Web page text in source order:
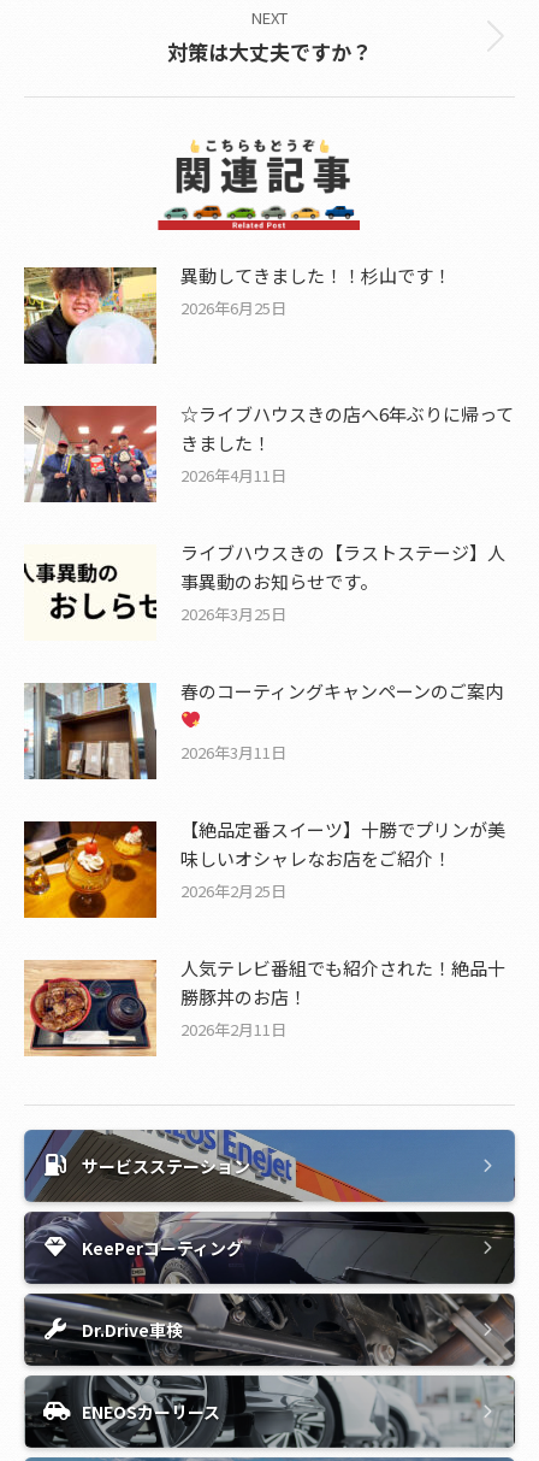
NEXT
Next
対策は大丈夫ですか？
異動してきました！！杉山です！
2026年6月25日
☆ライブハウスきの店へ6年ぶりに帰って
きました！
2026年4月11日
ライブハウスきの【ラストステージ】人
事異動のお知らせです。
2026年3月25日
春のコーティングキャンペーンのご案内
2026年3月11日
【絶品定番スイーツ】十勝でプリンが美
味しいオシャレなお店をご紹介！
2026年2月25日
人気テレビ番組でも紹介された！絶品十
勝豚丼のお店！
2026年2月11日
サービスステーション
KeePerコーティング
Dr.Drive車検
ENEOSカーリース